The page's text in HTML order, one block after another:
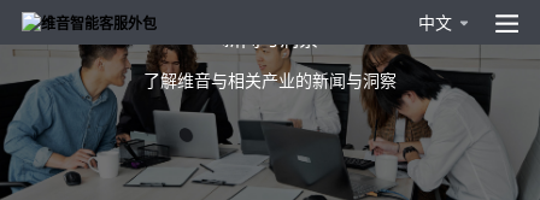
中文
了解维音与相关产业的新闻与洞察